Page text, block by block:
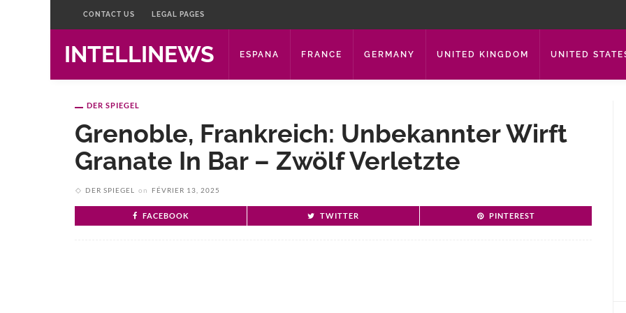
CONTACT US LEGAL PAGES
INTELLINEWS ESPANA FRANCE GERMANY UNITED KINGDOM UNITED
DER SPIEGEL
Grenoble, Frankreich: Unbekannter Wirft
Granate In Bar – Zwölf Verletzte
DER SPIEGEL on FÉVRIER 13, 2025
FACEBOOK TWITTER PINTEREST